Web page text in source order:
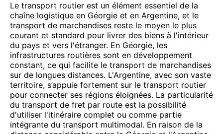
Le transport routier est un élément essentiel de la
chaîne logistique en Géorgie et en Argentine, et le
transport de marchandises reste le moyen le plus
courant et standard pour livrer des biens à l'intérieur
du pays et vers l'étranger. En Géorgie, les
infrastructures routières sont en développement
constant, ce qui facilite le transport de marchandises
sur de longues distances. L'Argentine, avec son vaste
territoire, s’appuie fortement sur le transport routier
pour connecter ses régions éloignées. La particularité
du transport de fret par route est la possibilité
d'utiliser l'itinéraire complet ou comme partie
intégrante du transport multimodal. En raison de la